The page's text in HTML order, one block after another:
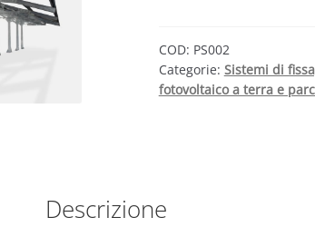
COD: PS002
Categorie: Sistemi di
fotovoltaico a terra e
Descrizione